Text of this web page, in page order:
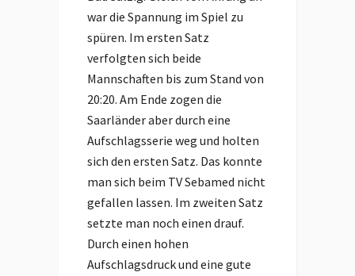
war die Spannung im Spiel zu
spüren. Im ersten Satz
verfolgten sich beide
Mannschaften bis zum Stand von
20:20. Am Ende zogen die
Saarländer aber durch eine
Aufschlagsserie weg und holten
sich den ersten Satz. Das konnte
man sich beim TV Sebamed nicht
gefallen lassen. Im zweiten Satz
setzte man noch einen drauf.
Durch einen hohen
Aufschlagsdruck und eine gute